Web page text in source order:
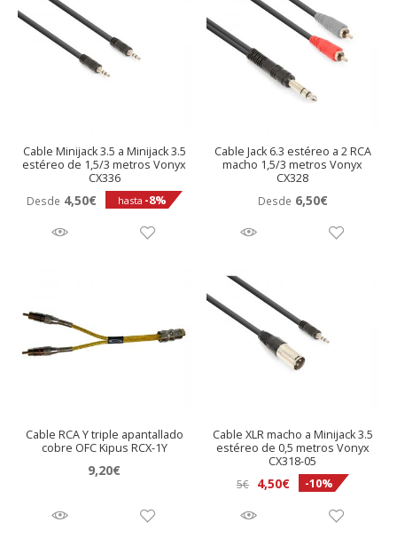
Cable Minijack 3.5 a Minijack 3.5
estéreo de 1,5/3 metros Vonyx
CX336
Desde 4,50€ hasta -8%
Cable Jack 6.3 estéreo a 2 RCA
macho 1,5/3 metros Vonyx
CX328
Desde 6,50€
Cable RCA Y triple apantallado
cobre OFC Kipus RCX-1Y
9,20€
Cable XLR macho a Minijack 3.5
estéreo de 0,5 metros Vonyx
CX318-05
5€
El
original
4,50€El
actual
-10%